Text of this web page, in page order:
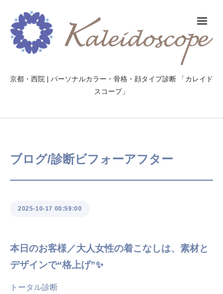
京都・西院 | パーソナルカラー・骨格・顔タイプ診断 「カレイド
スコープ」
ブログ/診断ビフォーアフター
2025-10-17 00:59:00
本日のお客様／大人女性の着こなしは、素材と
デザインで“格上げ”✨
トータル診断